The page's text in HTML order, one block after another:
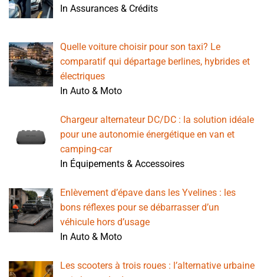
In Assurances & Crédits
Quelle voiture choisir pour son taxi? Le
comparatif qui départage berlines, hybrides et
électriques
In Auto & Moto
Chargeur alternateur DC/DC : la solution idéale
pour une autonomie énergétique en van et
camping-car
In Équipements & Accessoires
Enlèvement d’épave dans les Yvelines : les
bons réflexes pour se débarrasser d’un
véhicule hors d’usage
In Auto & Moto
Les scooters à trois roues : l’alternative urbaine